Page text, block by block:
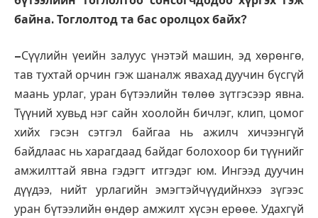
байна. Тоглолтод та бас оролцох байх?
–Сүүлийн үеийн залуус үнэтэй машин, эд хөрөнгө,
тав тухтай орчин гэж шаналж явахад дуучин бүсгүй
маань урлаг, уран бүтээлийн төлөө зүтгэсээр явна.
Түүний хувьд нэг сайн хоолойн бичлэг, клип, цомог
хийх гэсэн сэтгэл байгаа нь ажилч хичээнгүй
байдлаас нь харагдаад байдаг болохоор би түүнийг
амжилттай явна гэдэгт итгэдэг юм. Ингээд дуучин
дүүдээ, нийт урлагийн эмэгтэйчүүдийнхээ зүгээс
уран бүтээлийн өндөр амжилт хүсэн ерөөе. Удахгүй